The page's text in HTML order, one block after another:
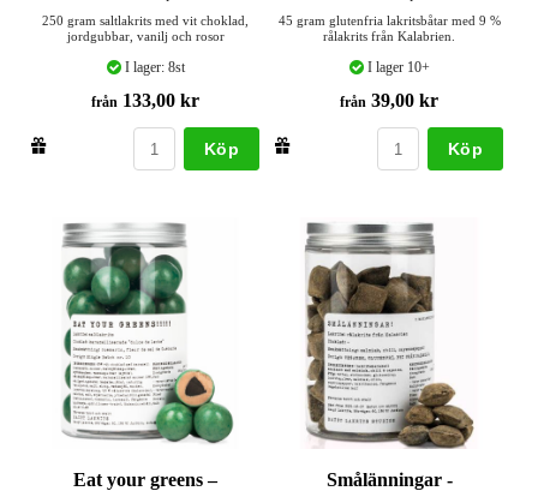
250 gram saltlakrits med vit choklad,
jordgubbar, vanilj och rosor
I lager: 8st
från 133,00 kr
Köp
45 gram glutenfria lakritsbåtar med 9 %
rålakrits från Kalabrien.
I lager 10+
från 39,00 kr
Köp
Eat your greens –
Smålänningar -